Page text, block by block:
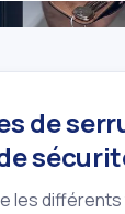
de
les